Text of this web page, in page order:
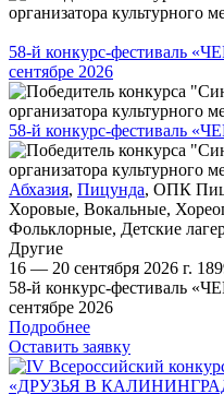
58-й конкурс-
сентябре 2026
58-й конкурс-
Абхазия, Пицунда, ОПК
Хоровые, Вокальные,
Фольклорные, Детские
Другие
16 — 20 сентября 2026 г.
58-й конкурс-
сентябре 2026
Подробнее
Оставить заявку